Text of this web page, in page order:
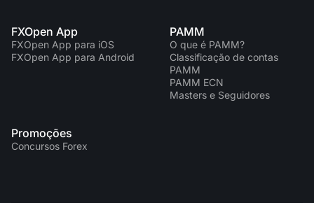
FXOpen App
FXOpen App para iOS
FXOpen App para Android
PAMM
O que é PAMM?
Classificação de contas
PAMM
PAMM ECN
Masters e Seguidores
Promoções
Concursos Forex